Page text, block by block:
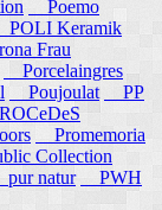
Poemo
POLI Keramik
Frau
Porcelaingres
Poujoulat
PP
Promemoria
Collection
pur natur
PWH